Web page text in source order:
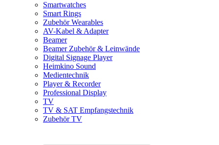
Smartwatches
Smart Rings
Zubehör Wearables
AV-Kabel & Adapter
Beamer
Beamer Zubehör & Leinwände
Digital Signage Player
Heimkino Sound
Medientechnik
Player & Recorder
Professional Display
TV
TV & SAT Empfangstechnik
Zubehör TV